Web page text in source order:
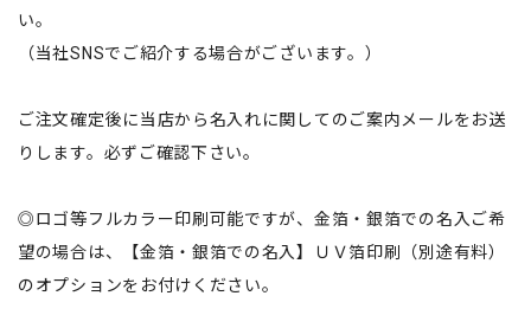
い。
（当社SNSでご紹介する場合がございます。）
ご注文確定後に当店から名入れに関してのご案内メールをお送
りします。必ずご確認下さい。
◎ロゴ等フルカラー印刷可能ですが、金箔・銀箔での名入ご希
望の場合は、【金箔・銀箔での名入】ＵＶ箔印刷（別途有料）
のオプションをお付けください。